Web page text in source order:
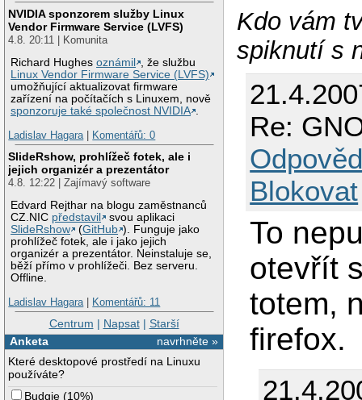
NVIDIA sponzorem služby Linux
Vendor Firmware Service (LVFS)
4.8. 20:11 | Komunita
Richard Hughesoznámil
, že službu
Linux Vendor Firmware Service (LVFS)
umožňující aktualizovat firmware
zařízení na počítačích s Linuxem, nově
sponzoruje také společnost NVIDIA .
Ladislav Hagara| Komentářů: 0
SlideRshow, prohlížeč fotek, ale i
jejich organizér a prezentátor
4.8. 12:22 | Zajímavý software
Edvard Rejthar na blogu zaměstnanců
CZ.NIC představil
svou aplikaci
SlideRshow
(GitHub ). Funguje jako
prohlížeč fotek, ale i jako jejich
organizér a prezentátor. Neinstaluje se,
běží přímo v prohlížeči. Bez serveru.
Offline.
Ladislav Hagara| Komentářů: 11
Centrum | Napsat| Starší
navrhněte »
Anketa
Které desktopové prostředí na Linuxu
používáte?
Budgie (10%)
Kdo vám
spiknutí s
Re:
Blokovat
To
otevřít
totem,
firefox.